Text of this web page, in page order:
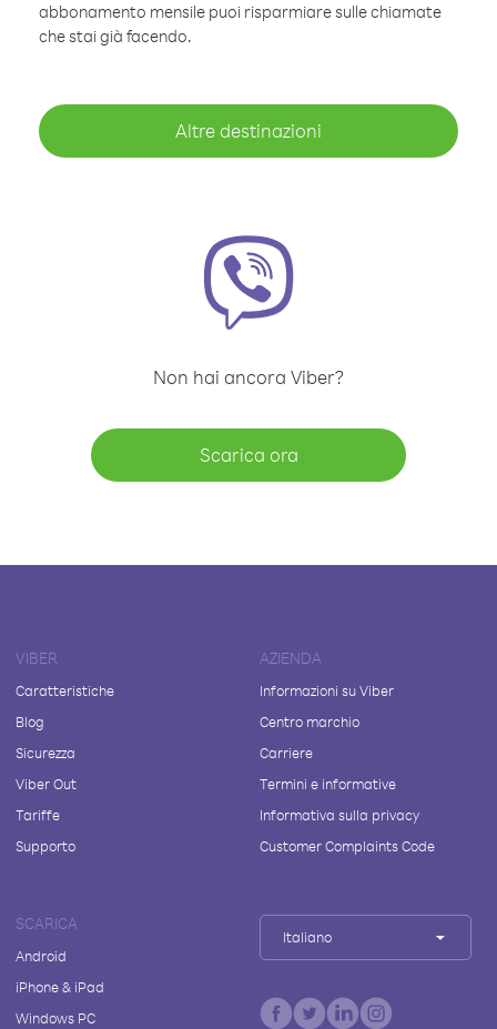
abbonamento mensile puoi risparmiare sulle chiamate
che stai già facendo.
Altre destinazioni
Non hai ancora Viber?
Scarica ora
VIBER
Caratteristiche
Blog
Sicurezza
Viber Out
Tariffe
Supporto
AZIENDA
Informazioni su Viber
Centro marchio
Carriere
Termini e informative
Informativa sulla privacy
Customer Complaints Code
SCARICA
Android
iPhone & iPad
Windows PC
Italiano